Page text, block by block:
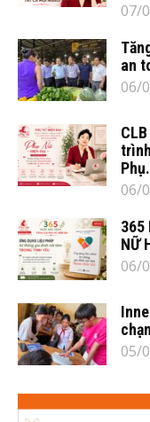
07/
an
06/
06/
365
NỮ
06/
05/